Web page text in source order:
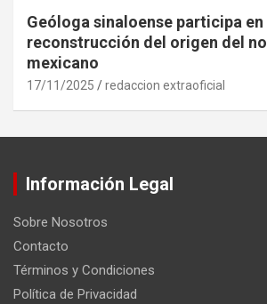
Geóloga sinaloense participa en
reconstrucción del origen del
mexicano
17/11/2025 redaccion extraoficial
Información Legal
Sobre Nosotros
Contacto
Términos y Condiciones
Política de Privacidad